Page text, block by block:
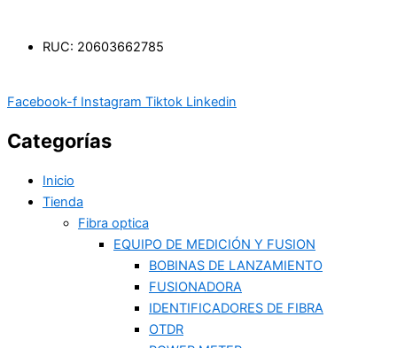
RUC: 20603662785
Facebook-f Instagram Tiktok Linkedin
Categorías
Inicio
Tienda
Fibra optica
EQUIPO DE MEDICIÓN Y FUSION
BOBINAS DE LANZAMIENTO
FUSIONADORA
IDENTIFICADORES DE FIBRA
OTDR